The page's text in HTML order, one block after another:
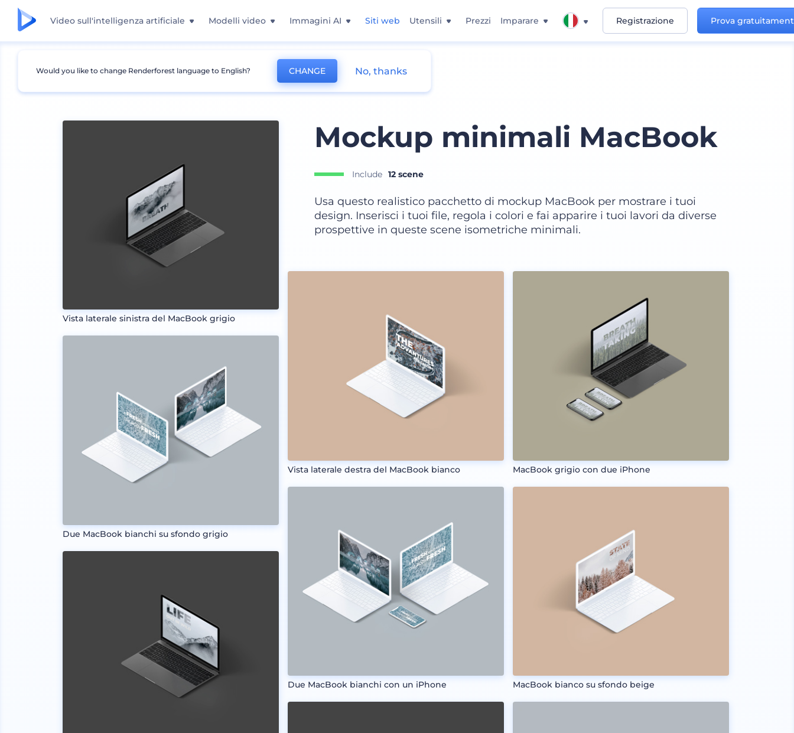
Video sull'intelligenza artificiale Modelli video Immagini AI Siti web Utensili Prezzi Imparare Registrazione Prova
Mockup Dispositivi Mockup portatile
Vista laterale sinistra del MacBook grigio
Due MacBook bianchi su sfondo grigio
Mockup minimali MacBook
Include 12 scene
Usa questo realistico pacchetto di mockup MacBook per mostrare i tuoi
design. Inserisci i tuoi file, regola i colori e fai apparire i tuoi lavori da diverse
prospettive in queste scene isometriche minimali.
Vista laterale destra del MacBook bianco
Due MacBook bianchi con un iPhone
MacBook grigio con due iPhone
MacBook bianco su sfondo beige
Would you like to change Renderforest language to English? CHANGE No, thanks